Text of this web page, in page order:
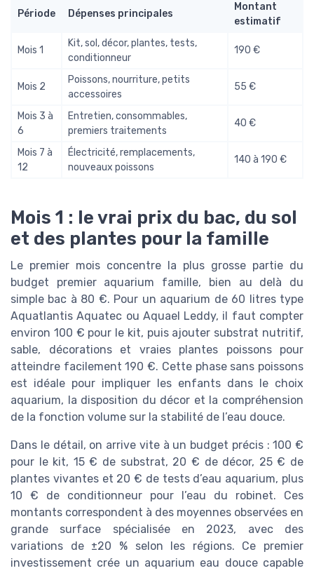
Période Dépenses principales
Montant
estimatif
Mois 1
Kit, sol, décor, plantes, tests,
conditionneur
190 €
Mois 2
Poissons, nourriture, petits
accessoires
55 €
Mois 3 à
6
Entretien, consommables,
premiers traitements
40 €
Mois 7 à
12
Électricité, remplacements,
nouveaux poissons
140 à 190 €
Mois 1 : le vrai prix du bac, du sol
et des plantes pour la famille
Le premier mois concentre la plus grosse partie du
budget premier aquarium famille, bien au delà du
simple bac à 80 €. Pour un aquarium de 60 litres type
Aquatlantis Aquatec ou Aquael Leddy, il faut compter
environ 100 € pour le kit, puis ajouter substrat nutritif,
sable, décorations et vraies plantes poissons pour
atteindre facilement 190 €. Cette phase sans poissons
est idéale pour impliquer les enfants dans le choix
aquarium, la disposition du décor et la compréhension
de la fonction volume sur la stabilité de l’eau douce.
Dans le détail, on arrive vite à un budget précis : 100 €
pour le kit, 15 € de substrat, 20 € de décor, 25 € de
plantes vivantes et 20 € de tests d’eau aquarium, plus
10 € de conditionneur pour l’eau du robinet. Ces
montants correspondent à des moyennes observées en
grande surface spécialisée en 2023, avec des
variations de ±20 % selon les régions. Ce premier
investissement crée un aquarium eau douce capable